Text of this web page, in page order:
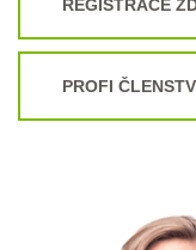
REGISTRACE
PROFI